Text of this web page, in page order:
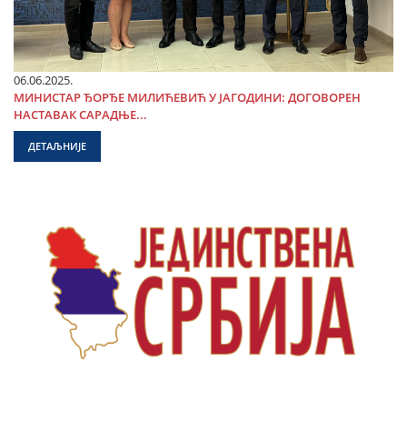
06.06.2025.
МИНИСТАР ЂОРЂЕ МИЛИЋЕВИЋ У ЈАГОДИНИ: ДОГОВОРЕН
НАСТАВАК САРАДЊЕ...
ДЕТАЉНИЈЕ